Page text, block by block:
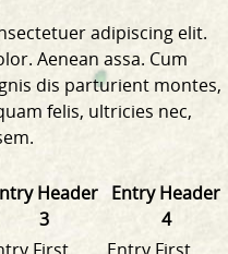
adipiscing elit.
Aenean assa. Cum
dis parturient montes,
felis, ultricies nec,
Header
3
Entry Header
4